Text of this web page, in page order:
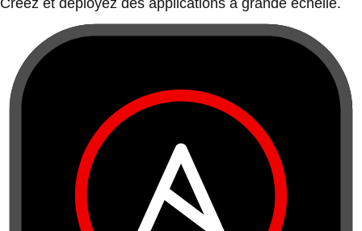
Créez et déployez des applications à grande échelle.